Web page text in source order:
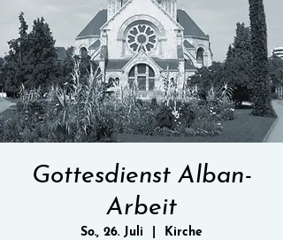
Gottesdienst Alban-
Arbeit
So., 26. Juli Kirche